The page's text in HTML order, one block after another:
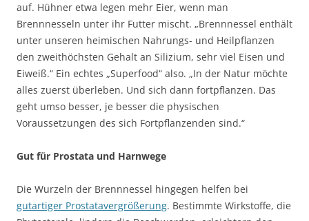
auf. Hühner etwa legen mehr Eier, wenn man
Brennnesseln unter ihr Futter mischt. „Brennnessel enthält
unter unseren heimischen Nahrungs- und Heilpflanzen
den zweithöchsten Gehalt an Silizium, sehr viel Eisen und
Eiweiß.“ Ein echtes „Superfood“ also. „In der Natur möchte
alles zuerst überleben. Und sich dann fortpflanzen. Das
geht umso besser, je besser die physischen
Voraussetzungen des sich Fortpflanzenden sind.“
Gut für Prostata und Harnwege
Die Wurzeln der Brennnessel hingegen helfen bei
gutartiger Prostatavergrößerung. Bestimmte Wirkstoffe, die